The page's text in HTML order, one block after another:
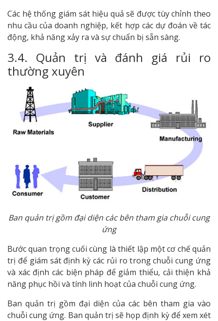
Các hệ thống giám sát hiệu quả sẽ được tùy chỉnh theo
nhu cầu của doanh nghiệp, kết hợp các dự đoán về tác
động, khả năng xảy ra và sự chuẩn bị sẵn sàng.
3.4. Quản trị và đánh giá rủi ro
thường xuyên
Ban quản trị gồm đại diện các bên tham gia chuỗi cung
ứng
Bước quan trọng cuối cùng là thiết lập một cơ chế quản
trị để giám sát định kỳ các rủi ro trong chuỗi cung ứng
và xác định các biện pháp để giảm thiểu, cải thiện khả
năng phục hồi và tính linh hoạt của chuỗi cung ứng.
Ban quản trị gồm đại diện của các bên tham gia vào
chuỗi cung ứng. Ban quản trị sẽ họp định kỳ để xem xét